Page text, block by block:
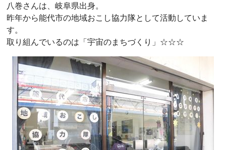
八巻さんは、岐阜県出身。
昨年から能代市の地域おこし協力隊として活動していま
す。
取り組んでいるのは「宇宙のまちづくり」☆☆☆